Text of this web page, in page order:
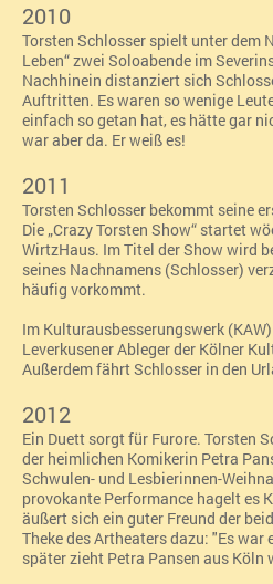
2010
Torsten Schlosser spielt unter dem
Leben“ zwei Soloabende im
Nachhinein distanziert sich
Auftritten. Es waren so wenige
einfach so getan hat, es hätte gar
war aber da. Er weiß es!
2011
Torsten Schlosser bekommt seine
Die „Crazy Torsten Show“ startet
WirtzHaus. Im Titel der Show wird
seines Nachnamens (Schlosser)
häufig vorkommt.
Im Kulturausbesserungswerk
Leverkusener Ableger der Kölner
Außerdem fährt Schlosser in den
2012
Ein Duett sorgt für Furore. Torsten
der heimlichen Komikerin Petra
Schwulen- und Lesbierinnen-
provokante Performance hagelt es
äußert sich ein guter Freund der
Theke des Artheaters dazu: "Es war
später zieht Petra Pansen aus Köln